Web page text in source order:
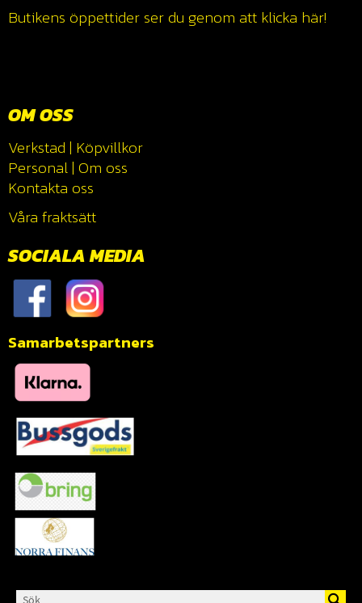
Butikens öppettider ser du genom att klicka här!
OM OSS
Verkstad | Köpvillkor
Personal| Om oss
Kontakta oss
Våra fraktsätt
SOCIALA MEDIA
Samarbetspartners